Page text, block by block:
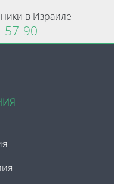
в Израиле
57-90